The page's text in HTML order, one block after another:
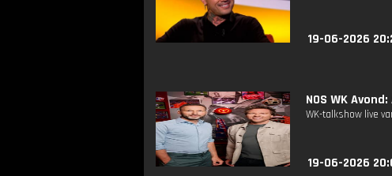
19-06-2026
NOS WK
WK-talkshow live
19-06-2026